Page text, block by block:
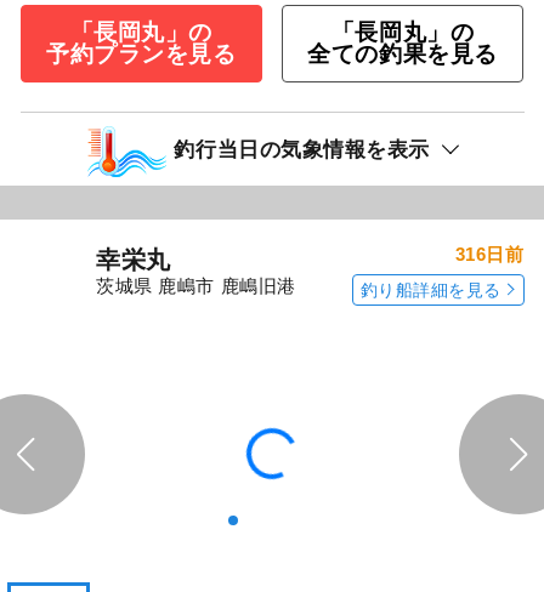
「長岡丸」の
予約プランを見る
「長岡丸」の
全ての釣果を見る
釣行当日の気象情報を表示
幸栄丸
茨城県 鹿嶋市 鹿嶋旧港
316日前
釣り船詳細を見る